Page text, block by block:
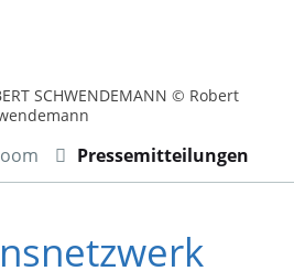
SCHWENDEMANN © Robert
Pressemitteilungen